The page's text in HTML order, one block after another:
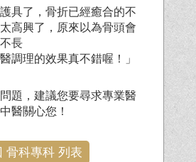
具了，骨折已經癒合的不
高興了，原來以為骨頭會
長
調理的效果真不錯喔！」
題，建議您要尋求專業醫
醫關心您！
骨科專科 列表